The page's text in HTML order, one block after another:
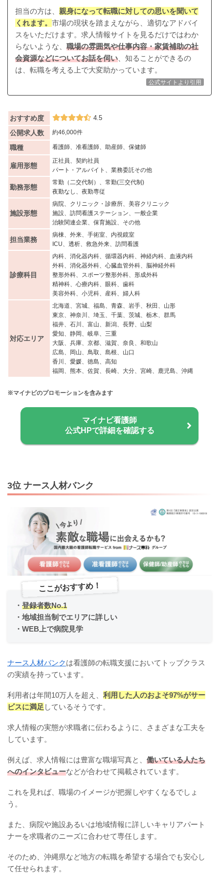
担当の方は、 親身になって転職に対しての思いを聞いて
くれます。 市場の現状を踏まえながら、適切なアドバイ
スをいただけます。求人情報サイトを見るだけではわか
らないような、 職場の雰囲気や仕事内容・家賃補助の社
会資源などについてお話を伺い 、知ることができるの
は、転職を考える上で大変助かっています。
公式サイトより引用
おすすめ度 4.5
公開求人数 約46,000件
職種 看護師、准看護師、助産師、保健師
雇用形態
正社員、契約社員
パート・アルバイト、業務委託その他
勤務形態
常勤（二交代制）、常勤(三交代制)
夜勤なし、夜勤専従
施設形態
病院、クリニック・診療所、美容クリニック
施設、訪問看護ステーション、一般企業
治験関連企業、保育施設、その他
担当業務
病棟、外来、手術室、内視鏡室
ICU、透析、救急外来、訪問看護
診療科目
内科、消化器内科、循環器内科、神経内科、血液内科
外科、消化器外科、心臓血管外科、脳神経外科
整形外科、スポーツ整形外科、形成外科
精神科、心療内科、眼科、歯科
美容外科、小児科、産科、婦人科
対応エリア
北海道、宮城、福島、青森、岩手、秋田、山形
東京、神奈川、埼玉、千葉、茨城、栃木、群馬
福井、石川、富山、新潟、長野、山梨
愛知、静岡、岐阜、三重
大阪、兵庫、京都、滋賀、奈良、和歌山
広島、岡山、鳥取、島根、山口
香川、愛媛、徳島、高知
福岡、熊本、佐賀、長崎、大分、宮崎、鹿児島、沖縄
※マイナビのプロモーションを含みます
マイナビ看護師
公式HPで詳細を確認する
3位 ナース人材バンク
ここがおすすめ！
・ 登録者数No.1
・地域担当制でエリアに詳しい
・WEB上で病院見学
ナース人材バンクは看護師の転職支援においてトップクラス
の実績を持っています。
利用者は年間10万人を超え、 利用した人のおよそ97%がサー
ビスに満足 しているそうです。
求人情報の実態が求職者に伝わるように、さまざまな工夫を
しています。
例えば、求人情報には豊富な職場写真と、 働いている人たち
へのインタビューなどが合わせて掲載されています。
これを見れば、職場のイメージが把握しやすくなるでしょ
う。
また、病院や施設あるいは地域情報に詳しいキャリアパート
ナーを求職者のニーズに合わせて専任します。
そのため、沖縄県など地方の転職を希望する場合でも安心し
て任せられます。